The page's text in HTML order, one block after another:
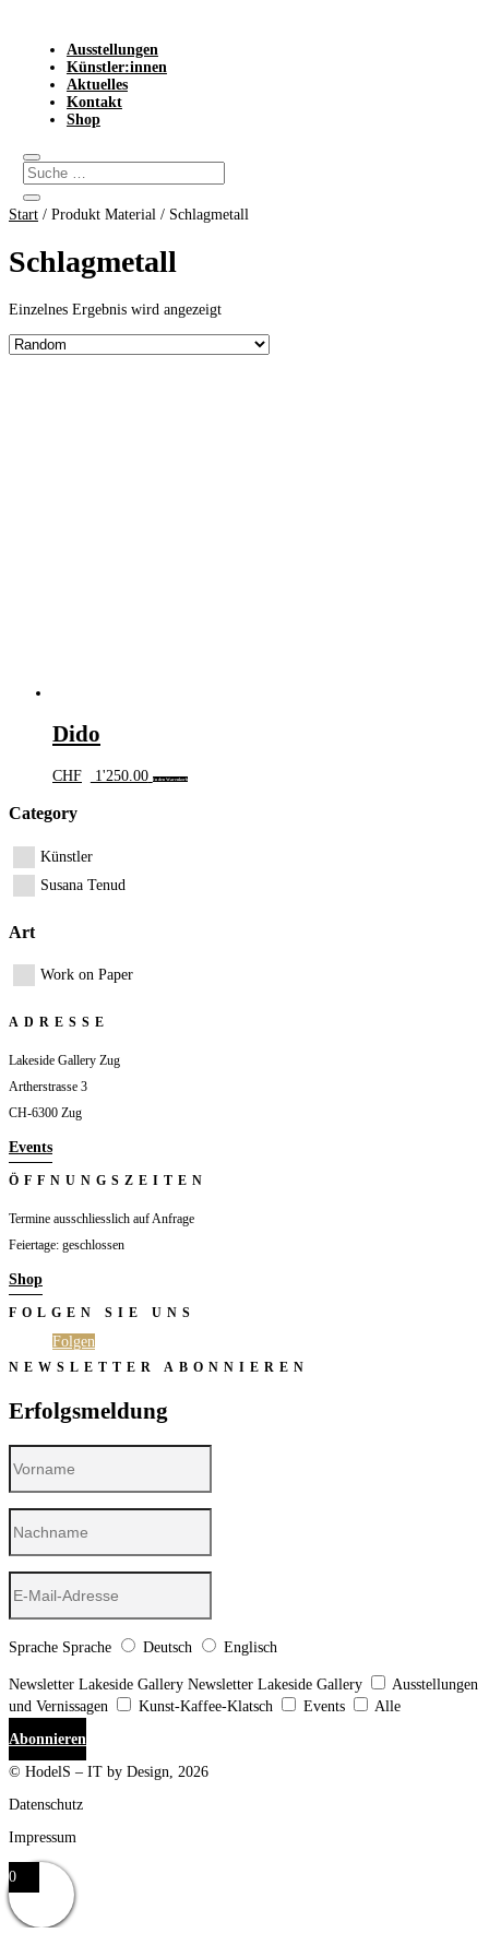
Ausstellungen
Künstler:innen
Aktuelles
Kontakt
Shop
Start / Produkt Material / Schlagmetall
Schlagmetall
Einzelnes Ergebnis wird angezeigt
Dido
CHF 1'250.00 In den Warenkorb
Category
Künstler
Susana Tenud
Art
Work on Paper
ADRESSE
Lakeside Gallery Zug
Artherstrasse 3
CH-6300 Zug
Events
ÖFFNUNGSZEITEN
Termine ausschliesslich auf Anfrage
Feiertage: geschlossen
Shop
FOLGEN SIE UNS
Folgen
NEWSLETTER ABONNIEREN
Erfolgsmeldung
Sprache Sprache Deutsch Englisch
Newsletter Lakeside Gallery Newsletter Lakeside Gallery
Ausstellungen
und Vernissagen
Kunst-Kaffee-Klatsch Events
Alle
Abonnieren
© HodelS – IT by Design, 2026
Datenschutz
Impressum
0